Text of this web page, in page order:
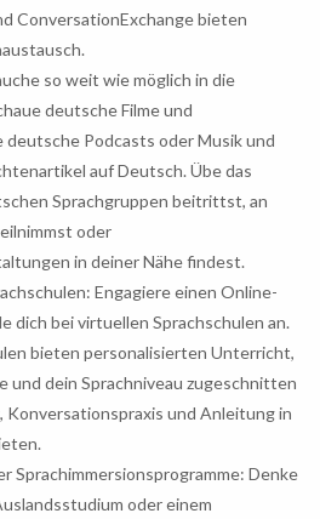
ConversationExchange bieten
so weit wie möglich in die
deutsche Filme und
deutsche Podcasts oder Musik und
auf Deutsch. Übe das
Sprachgruppen beitrittst, an
oder
in deiner Nähe findest.
Engagiere einen Online-
dich bei virtuellen Sprachschulen an.
bieten personalisierten Unterricht,
und dein Sprachniveau zugeschnitten
Konversationspraxis und Anleitung in
Sprachimmersionsprogramme: Denke
oder einem